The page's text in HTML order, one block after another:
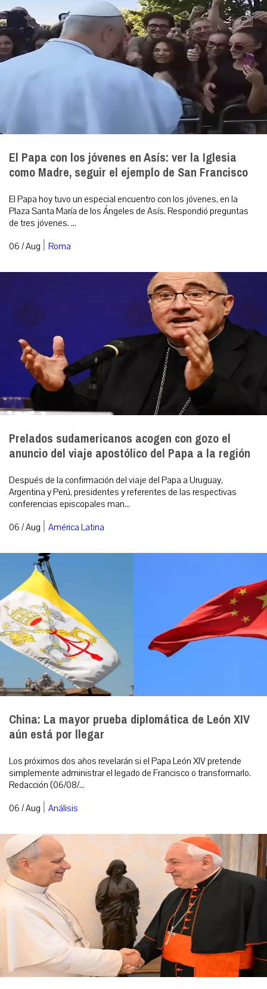
El Papa con los jóvenes en Asís: ver la Iglesia
como Madre, seguir el ejemplo de San Francisco
El Papa hoy tuvo un especial encuentro con los jóvenes, en la
Plaza Santa María de los Ángeles de Asís. Respondió preguntas
de tres jóvenes. ...
06 / Aug | Roma
Prelados sudamericanos acogen con gozo el
anuncio del viaje apostólico del Papa a la región
Después de la confirmación del viaje del Papa a Uruguay,
Argentina y Perú, presidentes y referentes de las respectivas
conferencias episcopales man...
06 / Aug | América Latina
China: La mayor prueba diplomática de León XIV
aún está por llegar
Los próximos dos años revelarán si el Papa León XIV pretende
simplemente administrar el legado de Francisco o transformarlo.
Redacción (06/08/...
06 / Aug | Análisis